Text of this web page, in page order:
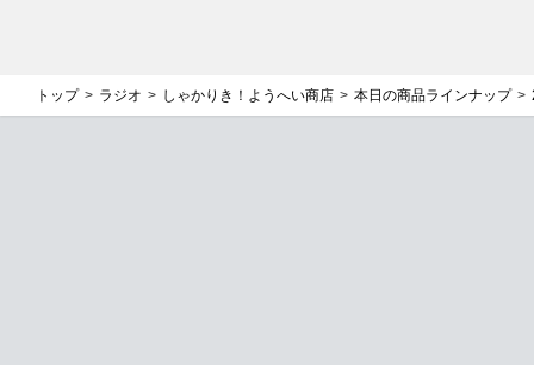
トップ ラジオ しゃかりき！ようへい商店 本日の商品ラインナップ